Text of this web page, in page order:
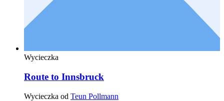
Wycieczka
Route to Innsbruck
Wycieczka od Teun Pollmann